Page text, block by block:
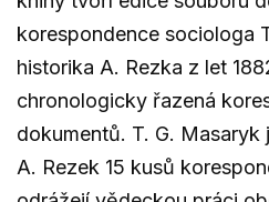
korespondence sociologa
historika A. Rezka z let
chronologicky řazená
dokumentů. T. G. Masaryk
A. Rezek 15 kusů